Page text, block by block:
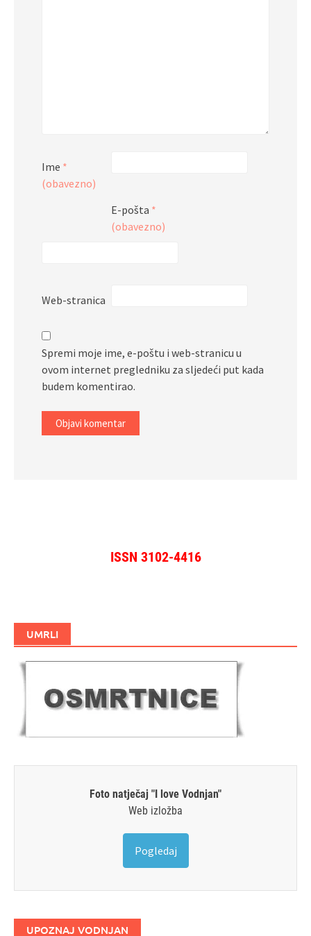
Ime *
(obavezno)
E-pošta *
(obavezno)
Web-stranica
Spremi moje ime, e-poštu i web-stranicu u
ovom internet pregledniku za sljedeći put kada
budem komentirao.
ISSN 3102-4416
UMRLI
Foto natječaj "I love Vodnjan"
Web izložba
Pogledaj
UPOZNAJ VODNJAN